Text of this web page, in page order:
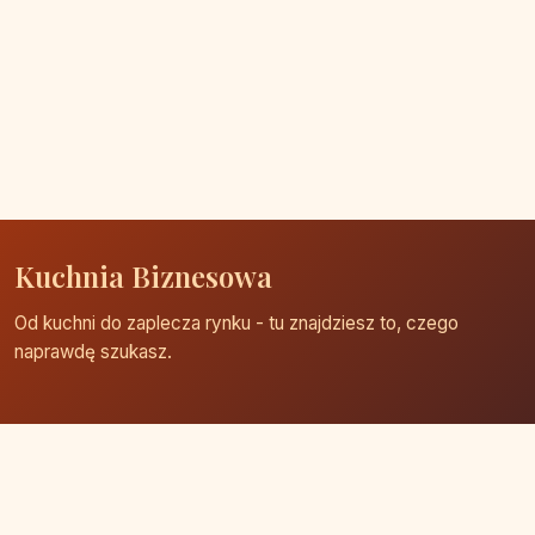
Kuchnia Biznesowa
Od kuchni do zaplecza rynku - tu znajdziesz to, czego
naprawdę szukasz.